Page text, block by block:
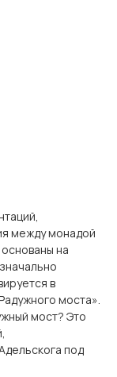
между монадой
на
в
моста».
мост? Это
под